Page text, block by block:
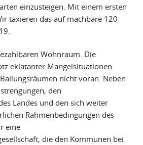
einzusteigen. Mit einem ersten
taxieren das auf machbare 120
Wohnraum. Die
eklatanter Mangelsituationen
nicht voran. Neben
den
Landes und den sich weiter
Rahmenbedingungen des
eine
die den Kommunen bei